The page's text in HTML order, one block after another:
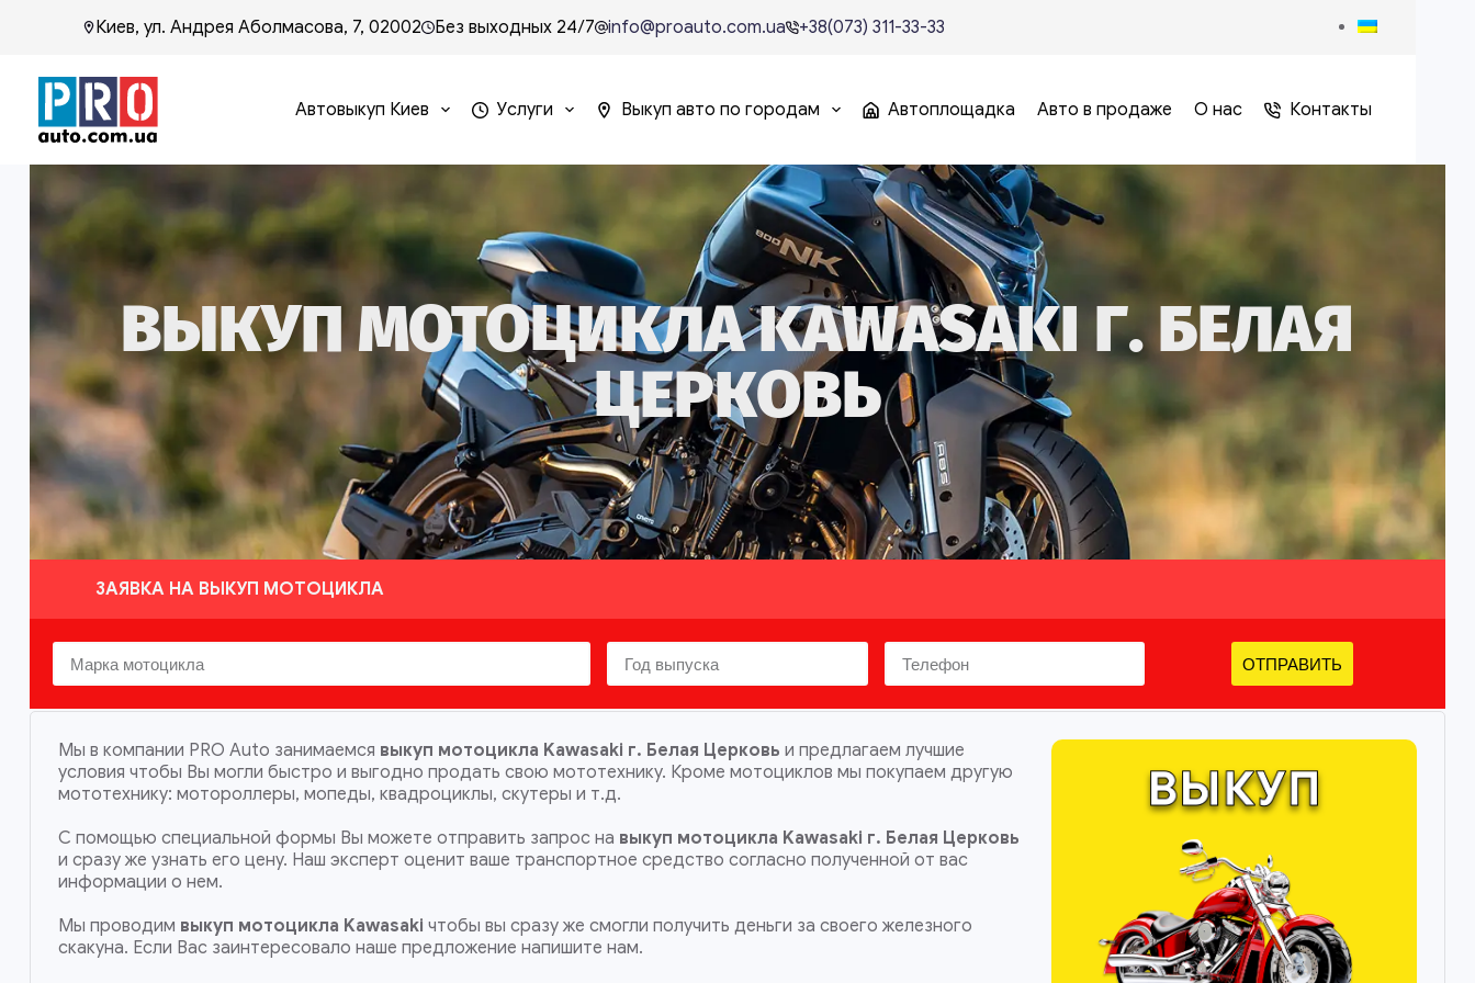
Киев, ул. Андрея Аболмасова, 7, 02002 Без выходных 24/7 info@proauto.com.ua +38(073) 311-33-33
Автовыкуп Киев Услуги Выкуп авто по городам Автоплощадка Авто в продаже О нас Контакты
ВЫКУП МОТОЦИКЛА KAWASAKI Г. БЕЛАЯ
ЦЕРКОВЬ
ЗАЯВКА НА ВЫКУП МОТОЦИКЛА
ОТПРАВИТЬ
Мы в компании PRO Auto занимаемся выкуп мотоцикла Kawasaki г. Белая Церковь и предлагаем лучшие
условия чтобы Вы могли быстро и выгодно продать свою мототехнику. Кроме мотоциклов мы покупаем другую
мототехнику: мотороллеры, мопеды, квадроциклы, скутеры и т.д.
С помощью специальной формы Вы можете отправить запрос на выкуп мотоцикла Kawasaki г. Белая Церковь
и сразу же узнать его цену. Наш эксперт оценит ваше транспортное средство согласно полученной от вас
информации о нем.
Мы проводим выкуп мотоцикла Kawasaki чтобы вы сразу же смогли получить деньги за своего железного
скакуна. Если Вас заинтересовало наше предложение напишите нам.